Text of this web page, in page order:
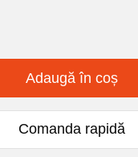
Adaugă în coș
Comanda rapidă